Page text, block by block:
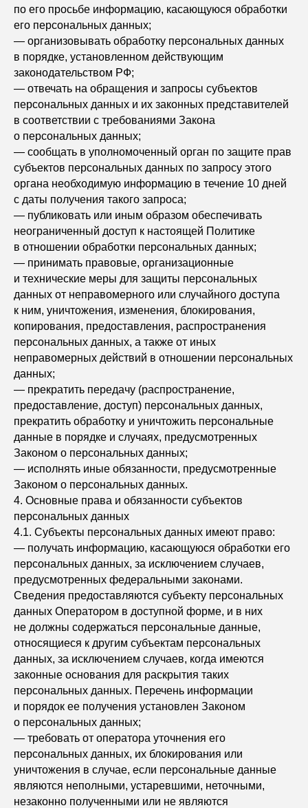
по его просьбе информацию, касающуюся обработки
его персональных данных;
— организовывать обработку персональных данных
в порядке, установленном действующим
законодательством РФ;
— отвечать на обращения и запросы субъектов
персональных данных и их законных представителей
в соответствии с требованиями Закона
о персональных данных;
— сообщать в уполномоченный орган по защите прав
субъектов персональных данных по запросу этого
органа необходимую информацию в течение 10 дней
с даты получения такого запроса;
— публиковать или иным образом обеспечивать
неограниченный доступ к настоящей Политике
в отношении обработки персональных данных;
— принимать правовые, организационные
и технические меры для защиты персональных
данных от неправомерного или случайного доступа
к ним, уничтожения, изменения, блокирования,
копирования, предоставления, распространения
персональных данных, а также от иных
неправомерных действий в отношении персональных
данных;
— прекратить передачу (распространение,
предоставление, доступ) персональных данных,
прекратить обработку и уничтожить персональные
данные в порядке и случаях, предусмотренных
Законом о персональных данных;
— исполнять иные обязанности, предусмотренные
Законом о персональных данных.
4. Основные права и обязанности субъектов
персональных данных
4.1. Субъекты персональных данных имеют право:
— получать информацию, касающуюся обработки его
персональных данных, за исключением случаев,
предусмотренных федеральными законами.
Сведения предоставляются субъекту персональных
данных Оператором в доступной форме, и в них
не должны содержаться персональные данные,
относящиеся к другим субъектам персональных
данных, за исключением случаев, когда имеются
законные основания для раскрытия таких
персональных данных. Перечень информации
и порядок ее получения установлен Законом
о персональных данных;
— требовать от оператора уточнения его
персональных данных, их блокирования или
уничтожения в случае, если персональные данные
являются неполными, устаревшими, неточными,
незаконно полученными или не являются